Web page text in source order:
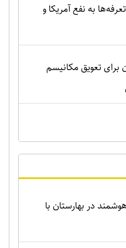
به نفع آمریکا و
برای تعویق مکانیسم
در بهارستان با